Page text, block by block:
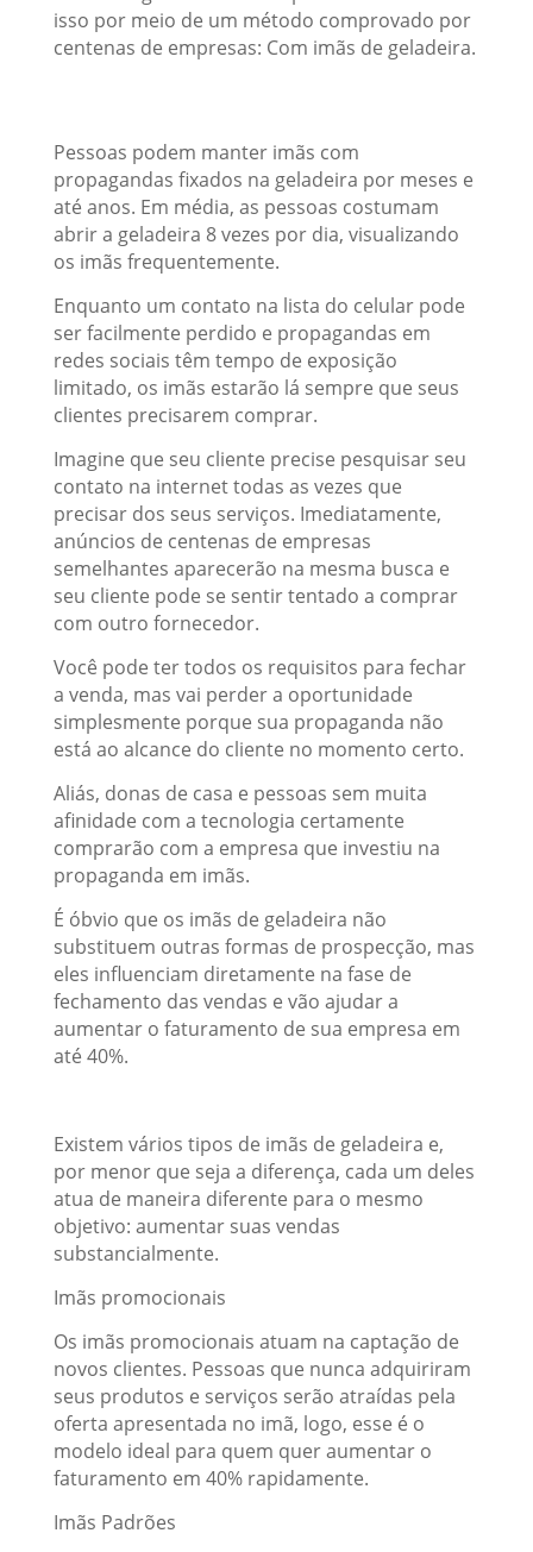
isso por meio de um método comprovado por
centenas de empresas: Com imãs de geladeira.
Pessoas podem manter imãs com
propagandas fixados na geladeira por meses e
até anos. Em média, as pessoas costumam
abrir a geladeira 8 vezes por dia, visualizando
os imãs frequentemente.
Enquanto um contato na lista do celular pode
ser facilmente perdido e propagandas em
redes sociais têm tempo de exposição
limitado, os imãs estarão lá sempre que seus
clientes precisarem comprar.
Imagine que seu cliente precise pesquisar seu
contato na internet todas as vezes que
precisar dos seus serviços. Imediatamente,
anúncios de centenas de empresas
semelhantes aparecerão na mesma busca e
seu cliente pode se sentir tentado a comprar
com outro fornecedor.
Você pode ter todos os requisitos para fechar
a venda, mas vai perder a oportunidade
simplesmente porque sua propaganda não
está ao alcance do cliente no momento certo.
Aliás, donas de casa e pessoas sem muita
afinidade com a tecnologia certamente
comprarão com a empresa que investiu na
propaganda em imãs.
É óbvio que os imãs de geladeira não
substituem outras formas de prospecção, mas
eles influenciam diretamente na fase de
fechamento das vendas e vão ajudar a
aumentar o faturamento de sua empresa em
até 40%.
Existem vários tipos de imãs de geladeira e,
por menor que seja a diferença, cada um deles
atua de maneira diferente para o mesmo
objetivo: aumentar suas vendas
substancialmente.
Imãs promocionais
Os imãs promocionais atuam na captação de
novos clientes. Pessoas que nunca adquiriram
seus produtos e serviços serão atraídas pela
oferta apresentada no imã, logo, esse é o
modelo ideal para quem quer aumentar o
faturamento em 40% rapidamente.
Imãs Padrões